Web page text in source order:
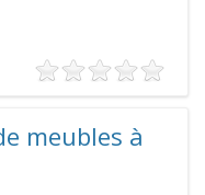
meubles à